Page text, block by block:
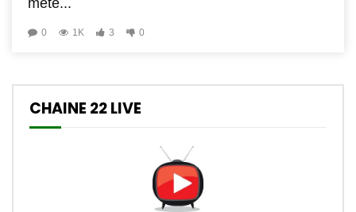
0 1K 3 0
CHAINE 22 LIVE